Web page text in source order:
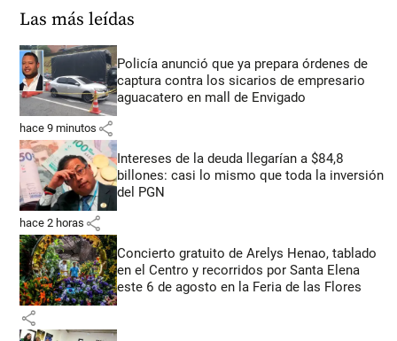
Las más leídas
Policía anunció que ya prepara órdenes de
captura contra los sicarios de empresario
aguacatero en mall de Envigado
hace 9 minutos share
Intereses de la deuda llegarían a $84,8
billones: casi lo mismo que toda la inversión
del PGN
hace 2 horas share
Concierto gratuito de Arelys Henao, tablado
en el Centro y recorridos por Santa Elena
este 6 de agosto en la Feria de las Flores
share